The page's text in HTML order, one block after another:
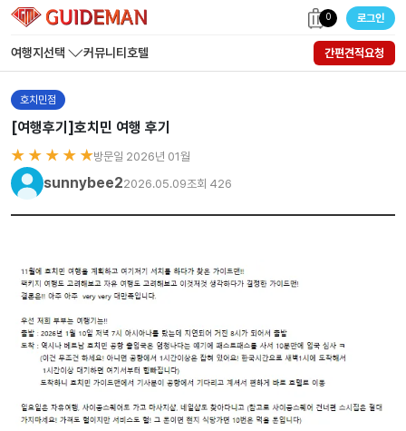
0 로그인
여행지선택 커뮤니티 호텔 간편견적요청
호치민점
[여행후기]호치민 여행 후기
★ ★ ★ ★ ★방문일 2026년 01월
sunnybee22026.05.09조회 426